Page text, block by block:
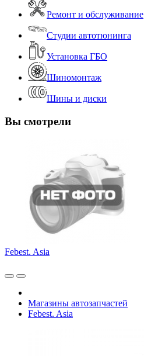
Ремонт и обслуживание
Студии автотюнинга
Установка ГБО
Шиномонтаж
Шины и диски
Вы смотрели
Febest. Asia
Магазины автозапчастей
Febest. Asia